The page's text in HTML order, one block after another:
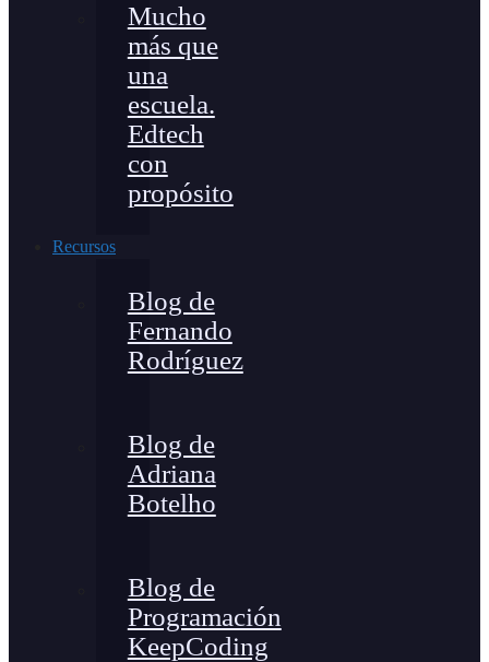
Mucho
más que
una
escuela.
Edtech
con
propósito
Recursos
Blog de
Fernando
Rodríguez
Blog de
Adriana
Botelho
Blog de
Programación
KeepCoding